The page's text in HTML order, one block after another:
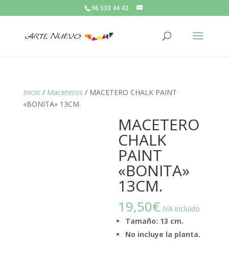
96 533 44 42
Inicio / Maceteros / MACETERO CHALK PAINT
«BONITA» 13CM.
MACETERO
CHALK
PAINT
«BONITA»
13CM.
19,50€ IVA incluido
Tamaño: 13 cm.
No incluye la planta.